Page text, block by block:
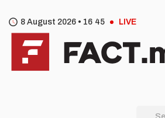
8 August 2026 • 16 45 LIVE